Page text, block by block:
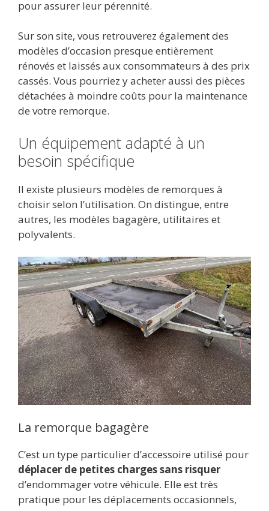
pour assurer leur pérennité.
Sur son site, vous retrouverez également des
modèles d’occasion presque entièrement
rénovés et laissés aux consommateurs à des prix
cassés. Vous pourriez y acheter aussi des pièces
détachées à moindre coûts pour la maintenance
de votre remorque.
Un équipement adapté à un
besoin spécifique
Il existe plusieurs modèles de remorques à
choisir selon l’utilisation. On distingue, entre
autres, les modèles bagagère, utilitaires et
polyvalents.
La remorque bagagère
C’est un type particulier d’accessoire utilisé pour
déplacer de petites charges sans risquer
d’endommager votre véhicule. Elle est très
pratique pour les déplacements occasionnels,